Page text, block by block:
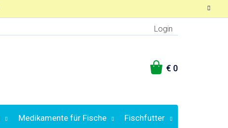
Login
WARENKORB
Medikamente für Fische Fischfutter